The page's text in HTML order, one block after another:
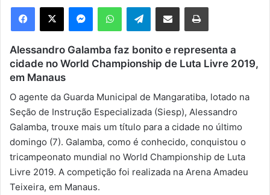
e
m
e
-
a
Telegram
Alessandro Galamba faz bonito e representa a
cidade no World Championship de Luta Livre 2019,
em Manaus
O agente da Guarda Municipal de Mangaratiba, lotado na
Seção de Instrução Especializada (Siesp), Alessandro
Galamba, trouxe mais um título para a cidade no último
domingo (7). Galamba, como é conhecido, conquistou o
tricampeonato mundial no World Championship de Luta
Livre 2019. A competição foi realizada na Arena Amadeu
Teixeira, em Manaus.